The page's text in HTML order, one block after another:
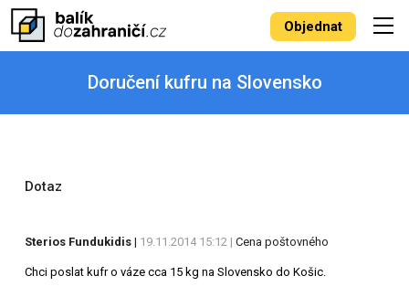
Objednat
Doručení kufru na Slovensko
Dotaz
Sterios Fundukidis | 19.11.2014 15:12 | Cena poštovného
Chci poslat kufr o váze cca 15 kg na Slovensko do Košic.